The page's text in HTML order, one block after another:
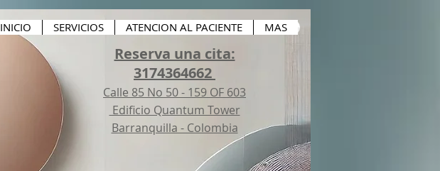
INICIO SERVICIOS ATENCION AL PACIENTE MAS
Reserva una cita:
3174364662
Calle 85 No 50 - 159 OF 603
Edificio Quantum Tower
Barranquilla - Colombia